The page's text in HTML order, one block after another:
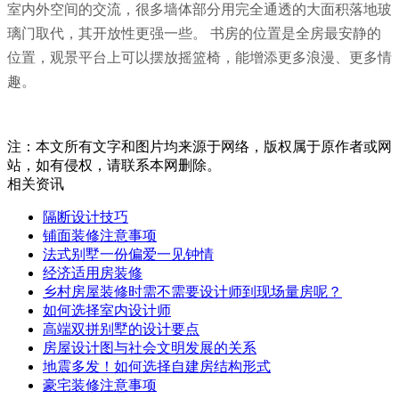
室内外空间的交流，很多墙体部分用完全通透的大面积落地玻
璃门取代，其开放性更强一些。 书房的位置是全房最安静的
位置，观景平台上可以摆放摇篮椅，能增添更多浪漫、更多情
趣。
注：本文所有文字和图片均来源于网络，版权属于原作者或网
站，如有侵权，请联系本网删除。
相关资讯
隔断设计技巧
铺面装修注意事项
法式别墅一份偏爱一见钟情
经济适用房装修
乡村房屋装修时需不需要设计师到现场量房呢？
如何选择室内设计师
高端双拼别墅的设计要点
房屋设计图与社会文明发展的关系
地震多发！如何选择自建房结构形式
豪宅装修注意事项